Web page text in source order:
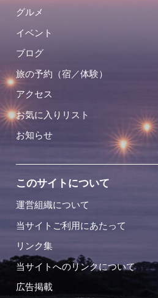
グルメ
イベント
ブログ
旅の予約（宿／体験）
アクセス
お気に入りリスト
お知らせ
このサイトについて
運営組織について
当サイトご利用にあたって
リンク集
当サイトへのリンクについて
広告掲載